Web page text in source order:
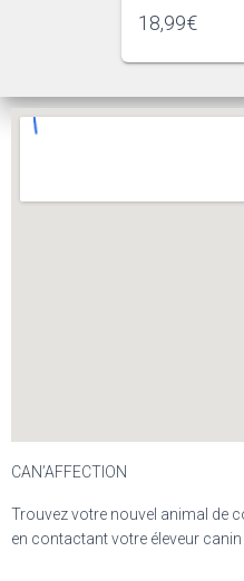
18,99€
CAN’AFFECTION
Trouvez votre nouvel animal de
en contactant votre éleveur canin